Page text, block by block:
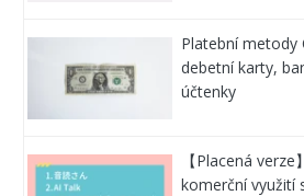
Platební metody
debetní karty,
účtenky
【Placená
komerční využití